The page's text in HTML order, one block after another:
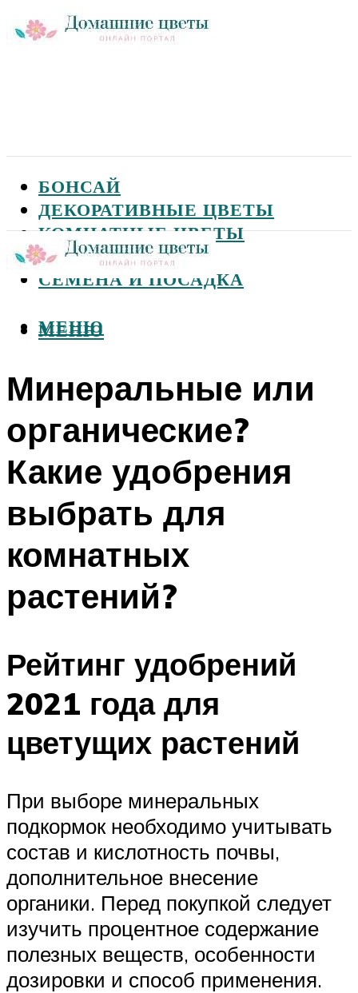
БОНСАЙ
ДЕКОРАТИВНЫЕ ЦВЕТЫ
КОМНАТНЫЕ ЦВЕТЫ
САДОВЫЕ ЦВЕТЫ
СЕМЕНА И ПОСАДКА
МЕНЮ
МЕНЮ
Минеральные или
органические?
Какие удобрения
выбрать для
комнатных
растений?
Рейтинг удобрений
2021 года для
цветущих растений
При выборе минеральных
подкормок необходимо учитывать
состав и кислотность почвы,
дополнительное внесение
органики. Перед покупкой следует
изучить процентное содержание
полезных веществ, особенности
дозировки и способ применения.